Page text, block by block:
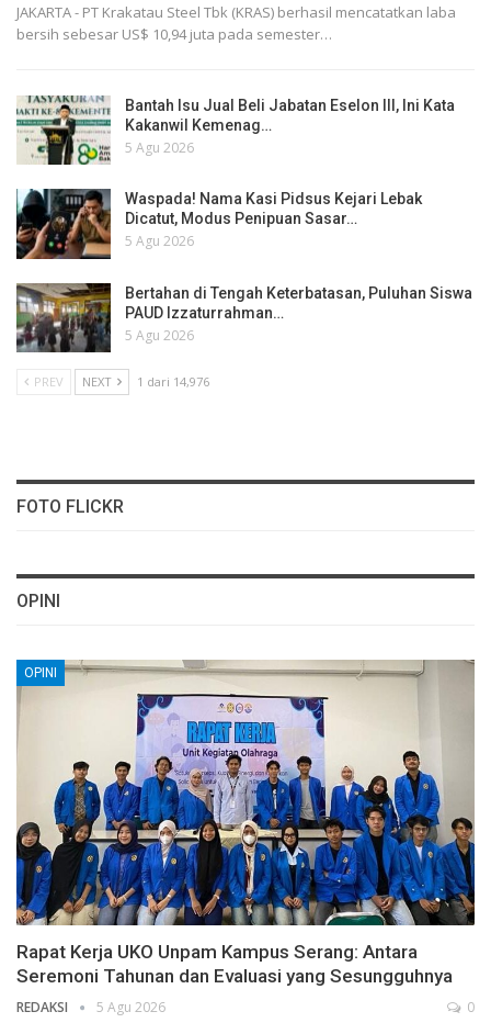
JAKARTA - PT Krakatau Steel Tbk (KRAS) berhasil mencatatkan laba
bersih sebesar US$ 10,94 juta pada semester…
Bantah Isu Jual Beli Jabatan Eselon III, Ini Kata
Kakanwil Kemenag…
5 Agu 2026
Waspada! Nama Kasi Pidsus Kejari Lebak
Dicatut, Modus Penipuan Sasar…
5 Agu 2026
Bertahan di Tengah Keterbatasan, Puluhan Siswa
PAUD Izzaturrahman…
5 Agu 2026
PREV NEXT 1 dari 14,976
FOTO FLICKR
OPINI
OPINI
Rapat Kerja UKO Unpam Kampus Serang: Antara
Seremoni Tahunan dan Evaluasi yang Sesungguhnya
REDAKSI 5 Agu 2026 0